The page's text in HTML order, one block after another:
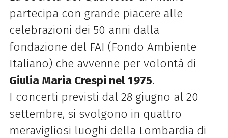
partecipa con grande piacere alle
celebrazioni dei 50 anni dalla
fondazione del FAI (Fondo Ambiente
Italiano) che avvenne per volontà di
Giulia Maria Crespi nel 1975.
I concerti previsti dal 28 giugno al 20
settembre, si svolgono in quattro
meravigliosi luoghi della Lombardia di